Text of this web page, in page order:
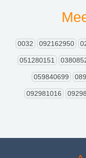
0032 092162950
051280151
059840699
092981016